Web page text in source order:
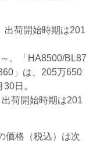
出荷開始時期は201
。「HA8500/BL87
」は、205万650
日。
荷開始時期は201
価格（税込）は次